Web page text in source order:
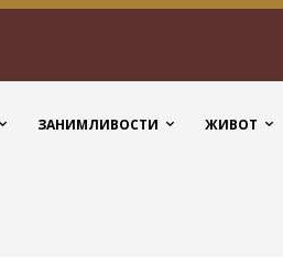
ЗАНИМЛИВОСТИ ЖИВОТ